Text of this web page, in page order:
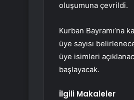
oluşumuna çevrildi.
Kurban Bayramı’na
üye sayısı
üye isimleri
başlayacak.
İlgili Makaleler